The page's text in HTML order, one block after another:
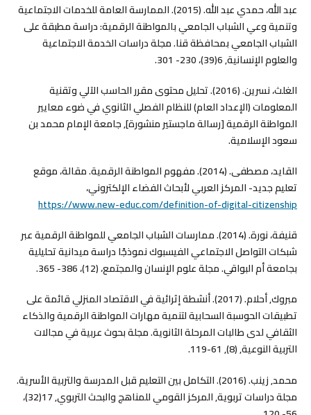
عبد الله، حمدي عبد الله. (2015). الممارسة العامة للخدمات الاجتماعية
وتنمية وعي الشباب الجامعي بالمواطنة الرقمية: دراسة مطبقة على
الشباب الجامعي بمحافظة قنا. مجلة دراسات الخدمة الاجتماعية
والعلوم الإنسانية, 6(39)، 230- 301.
الغلث، نسرين. (2016). تحليل محتوى مقرر الحاسب الآلي وتقنية
المعلومات (الإعداد العام) للنظام الفصلي الثانوي في ضوء معايير
المواطنة الرقمية [رسالة ماجستير منشورة], جامعة الإمام محمد بن
سعود الإسلامية.
القايد، مصطفى. (2014). مفهوم المواطنة الرقمية. مقالة، موقع
تعليم جديد- المركز العربي لأبحاث الفضاء الإلكتروني،
https://www.new-educ.com/definition-of-digital-citizenship
قنيفة، نورة. (2014). ممارسات الشباب الجامعي للمواطنة الرقمية عبر
شبكات التواصل الاجتماعي الفيسبوك نموذجًا دراسة ميدانية تحليلية
بجامعة أم البواقي. مجلة علوم الإنسان والمجتمع، (12)، 386- 365.
مبروك, أحلام. (2017). أنشطة إثرائية في الاقتصاد المنزلي قائمة على
تطبيقات الحوسبة السحابية لتنمية مهارات المواطنة الرقمية والذكاء
الثقافي لدى طالبات المرحلة الثانوية. مجلة بحوث عربية في مجالات
التربية النوعية, (8), 61-119.
محمد, زينب. (2016). التكامل بين التعليم قبل المدرسة والتربية الأسرية.
مجلة دراسات تربوية, المركز القومي للمناهج والبحث التربوي, 17(32)،